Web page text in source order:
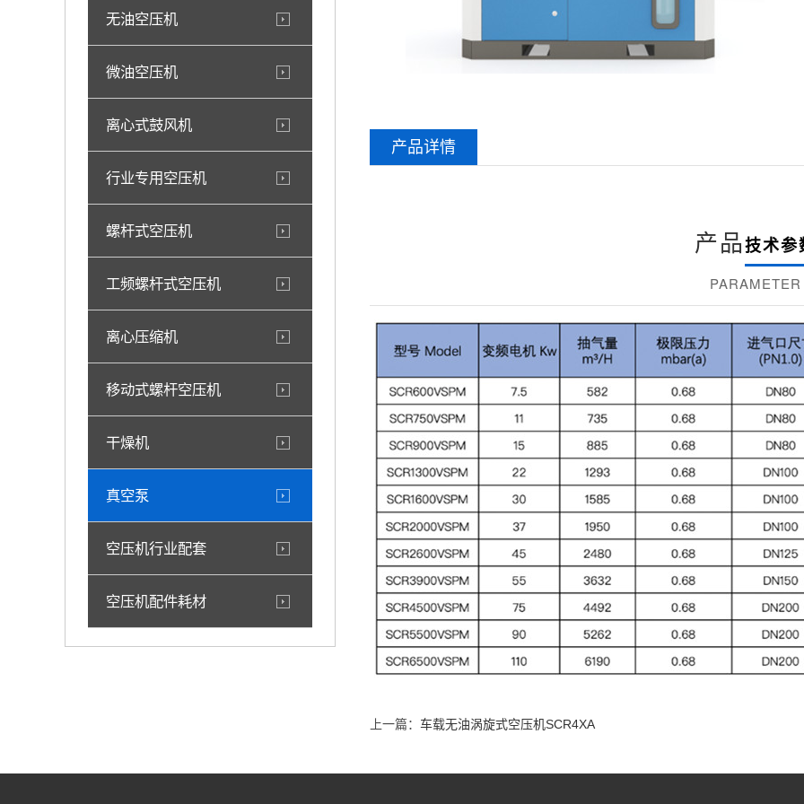
无油空压机
微油空压机
离心式鼓风机
行业专用空压机
螺杆式空压机
工频螺杆式空压机
离心压缩机
移动式螺杆空压机
干燥机
真空泵
空压机行业配套
空压机配件耗材
产品详情
产品技术参
PARAMETER
上一篇： 车载无油涡旋式空压机SCR4XA